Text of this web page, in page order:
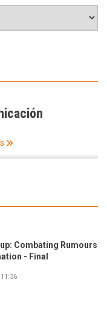
Combating Rumours
- Final